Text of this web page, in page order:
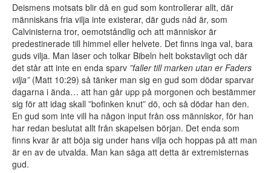
Deismens motsats blir då en gud som kontrollerar allt, där
människans fria vilja inte existerar, där guds nåd är, som
Calvinisterna tror, oemotståndlig och att människor är
predestinerade till himmel eller helvete. Det finns inga val, bara
guds vilja. Man läser och tolkar Bibeln helt bokstavligt och där
det står att inte en enda sparv ”faller till marken utan er Faders
vilja”(Matt 10:29) så tänker man sig en gud som dödar sparvar
dagarna i ända… att han går upp på morgonen och bestämmer
sig för att idag skall ”bofinken knut” dö, och så dödar han den.
En gud som inte vill ha någon input från oss människor, för han
har redan beslutat allt från skapelsen början. Det enda som
finns kvar är att böja sig under hans vilja och hoppas på att man
är en av de utvalda. Man kan säga att detta är extremisternas
gud.